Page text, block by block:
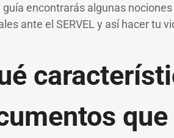
guía encontrarás algunas
ante el SERVEL y así hacer tu